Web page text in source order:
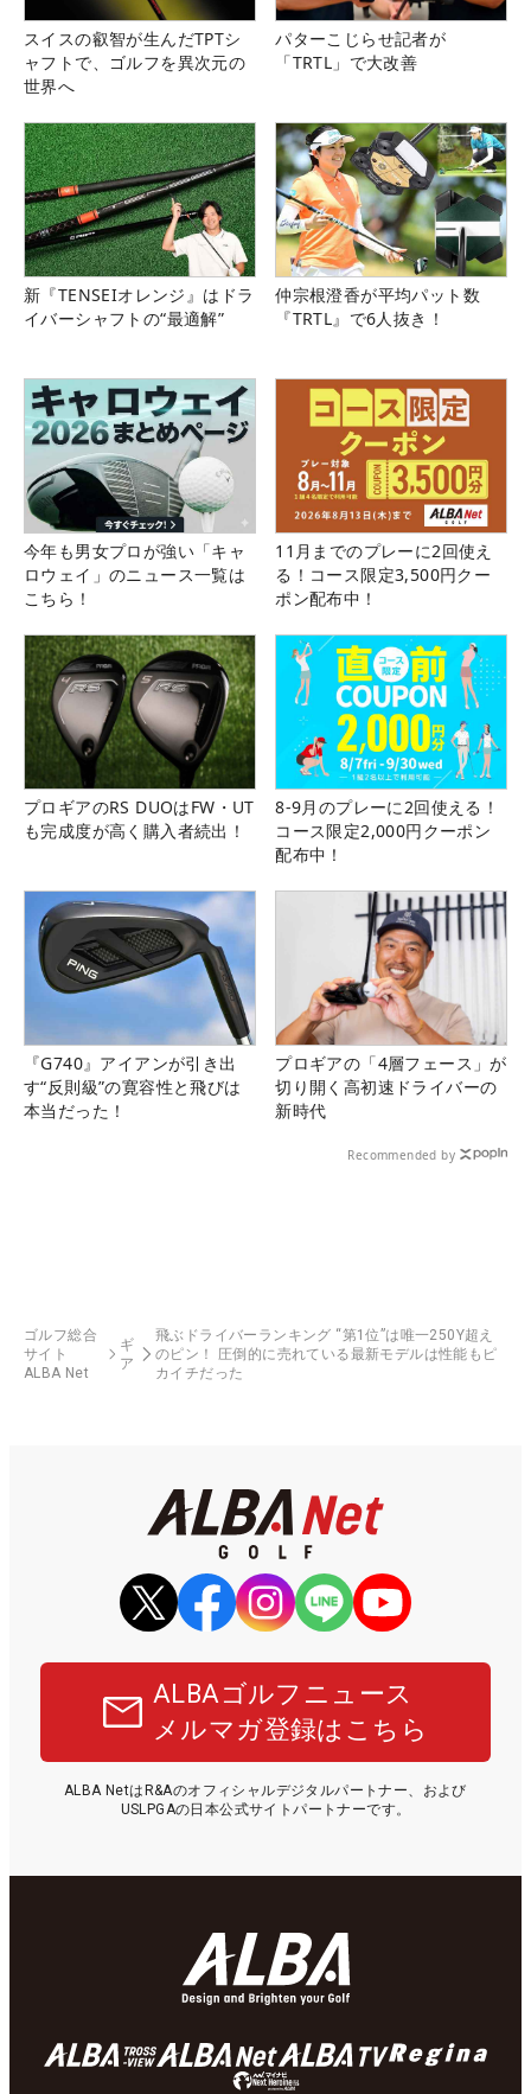
スイスの叡智が生んだTPTシ
ャフトで、ゴルフを異次元の
世界へ
パターこじらせ記者が
「TRTL」で大改善
新『TENSEIオレンジ』はドラ
イバーシャフトの“最適解”
仲宗根澄香が平均パット数
『TRTL』で6人抜き！
今年も男女プロが強い「キャ
ロウェイ」のニュース一覧は
こちら！
11月までのプレーに2回使え
る！コース限定3,500円クー
ポン配布中！
プロギアのRS DUOはFW・UT
も完成度が高く購入者続出！
8-9月のプレーに2回使える！
コース限定2,000円クーポン
配布中！
『G740』アイアンが引き出
す“反則級”の寛容性と飛びは
本当だった！
プロギアの「4層フェース」が
切り開く高初速ドライバーの
新時代
Recommended by
ゴルフ総合
サイト
ALBA Net
ギ
ア
飛ぶドライバーランキング “第1位”は唯一250Y超え
のピン！ 圧倒的に売れている最新モデルは性能もピ
カイチだった
ALBAゴルフニュース
メルマガ登録はこちら
ALBA NetはR&Aのオフィシャルデジタルパートナー、および
USLPGAの日本公式サイトパートナーです。